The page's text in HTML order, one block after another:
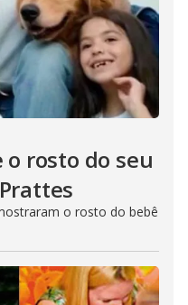
o rosto do seu
o rosto do bebê